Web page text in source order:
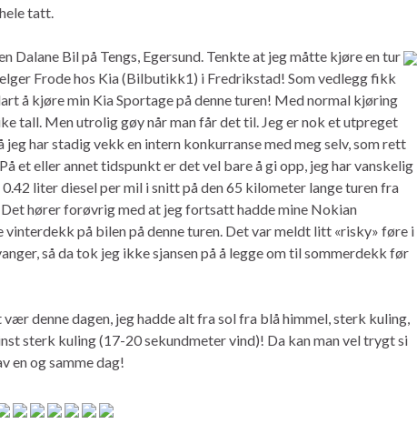
tatt.
Dalane Bil på Tengs, Egersund. Tenkte at jeg måtte kjøre en tur
Frode hos Kia (Bilbutikk1) i Fredrikstad! Som vedlegg fikk
å kjøre min Kia Sportage på denne turen! Med normal kjøring
tall. Men utrolig gøy når man får det til. Jeg er nok et utpreget
jeg har stadig vekk en intern konkurranse med meg selv, som rett
et eller annet tidspunkt er det vel bare å gi opp, jeg har vanskelig
liter diesel per mil i snitt på den 65 kilometer lange turen fra
hører forøvrig med at jeg fortsatt hadde mine Nokian
på bilen på denne turen. Det var meldt litt «risky» føre i
så da tok jeg ikke sjansen på å legge om til sommerdekk før
denne dagen, jeg hadde alt fra sol fra blå himmel, sterk kuling,
sterk kuling (17-20 sekundmeter vind)! Da kan man vel trygt si
en og samme dag!